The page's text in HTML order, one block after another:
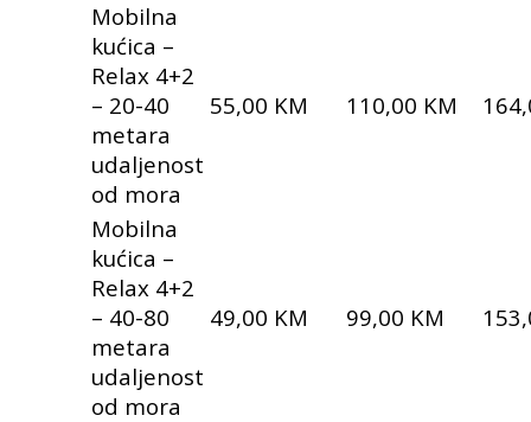
Mobilna
kućica –
Relax 4+2
– 20-40
metara
udaljenost
od mora
55,00 KM 110,00 KM
Mobilna
kućica –
Relax 4+2
– 40-80
metara
udaljenost
od mora
49,00 KM 99,00 KM